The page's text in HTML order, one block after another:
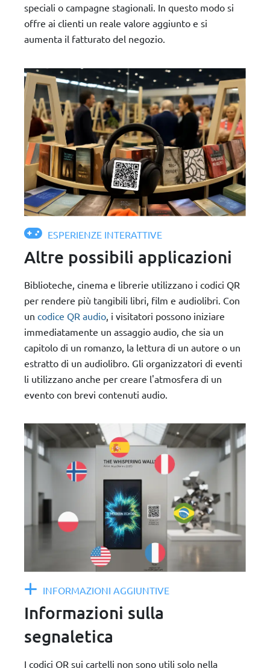
speciali o campagne stagionali. In questo modo si
offre ai clienti un reale valore aggiunto e si
aumenta il fatturato del negozio.
ESPERIENZE INTERATTIVE
Altre possibili applicazioni
Biblioteche, cinema e librerie utilizzano i codici QR
per rendere più tangibili libri, film e audiolibri. Con
un codice QR audio, i visitatori possono iniziare
immediatamente un assaggio audio, che sia un
capitolo di un romanzo, la lettura di un autore o un
estratto di un audiolibro. Gli organizzatori di eventi
li utilizzano anche per creare l'atmosfera di un
evento con brevi contenuti audio.
INFORMAZIONI AGGIUNTIVE
Informazioni sulla
segnaletica
I codici QR sui cartelli non sono utili solo nella